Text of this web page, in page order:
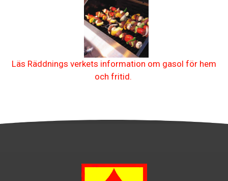
Läs Räddnings verkets information om gasol för hem
och fritid.